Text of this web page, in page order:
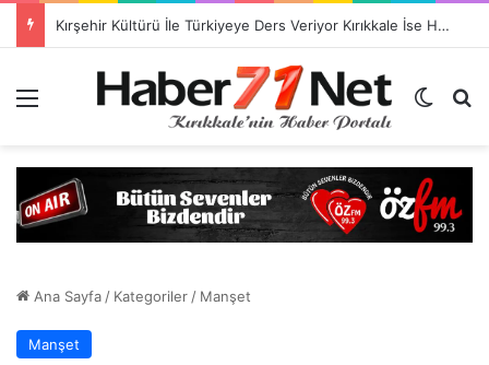
Kırşehir Kültürü İle Türkiyeye Ders Veriyor Kırıkkale İse Hala Seyrediyor !!!
Dış
Ana Sayfa/ Kategoriler/ Manşet
Manşet